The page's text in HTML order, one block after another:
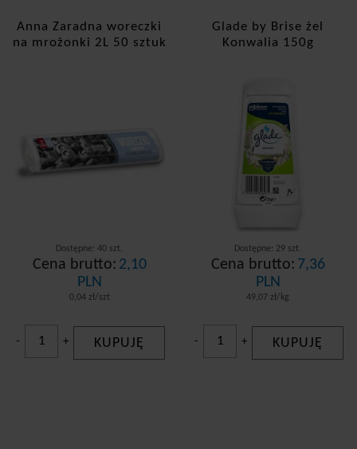
Anna Zaradna woreczki
na mrożonki 2L 50 sztuk
Dostępne: 40 szt.
Cena brutto: 2,10
PLN
0,04 zł/szt
- + KUPUJĘ
Glade by Brise żel
Konwalia 150g
Dostępne: 29 szt.
Cena brutto: 7,36
PLN
49,07 zł/kg
- + KUPUJĘ